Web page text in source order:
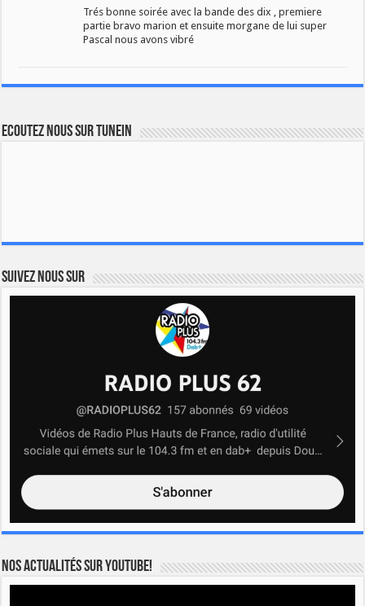
Trés bonne soirée avec la bande des dix , premiere
partie bravo marion et ensuite morgane de lui super
Pascal nous avons vibré
Ecoutez nous sur TuneIn
Suivez nous sur
Nos actualités sur YOUTUBE!